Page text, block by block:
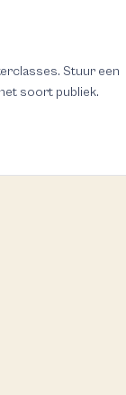
Stuur een
soort publiek.